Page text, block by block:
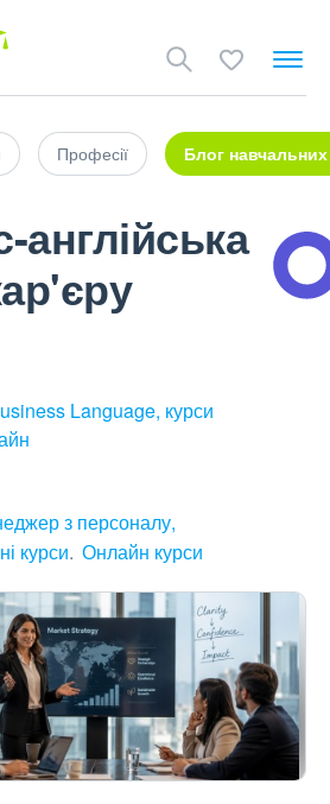
Професії Блог навчальних
англійська
Language, курси
з персоналу,
курси Онлайн курси